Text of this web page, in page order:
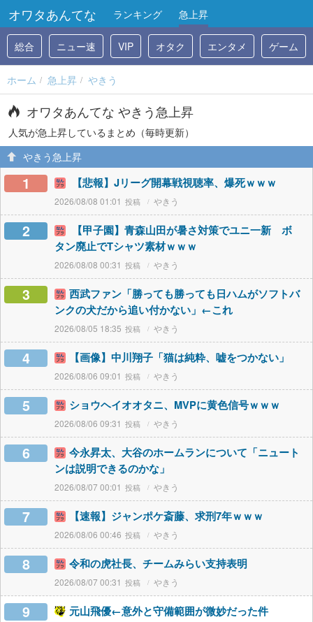
オワタあんてな ランキング 急上昇
総合 ニュー速 VIP オタク エンタメ ゲーム
ホーム 急上昇 やきう
オワタあんてな やきう急上昇
人気が急上昇しているまとめ（毎時更新）
やきう急上昇
1 【悲報】Jリーグ開幕戦視聴率、爆死ｗｗｗ
2026/08/08 01:01 やきう
2
【甲子園】青森山田が暑さ対策でユニ一新 ボ
タン廃止でTシャツ素材ｗｗｗ
2026/08/08 00:31 やきう
3
西武ファン「勝っても勝っても日ハムがソフトバ
ンクの犬だから追い付かない」←これ
2026/08/05 18:35 やきう
4 【画像】中川翔子「猫は純粋、嘘をつかない」
2026/08/06 09:01 やきう
5 ショウヘイオオタニ、MVPに黄色信号ｗｗｗ
2026/08/06 09:31 やきう
6
今永昇太、大谷のホームランについて「ニュート
ンは説明できるのかな」
2026/08/07 00:01 やきう
7 【速報】ジャンポケ斎藤、求刑7年ｗｗｗ
2026/08/06 00:46 やきう
8 令和の虎社長、チームみらい支持表明
2026/08/07 00:31 やきう
9 元山飛優←意外と守備範囲が微妙だった件